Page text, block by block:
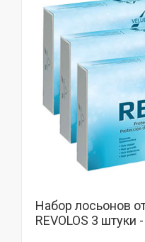
Набор лосьонов
REVOLOS 3 штуки